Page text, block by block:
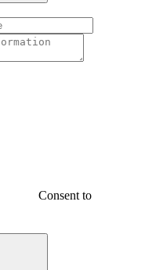
Consent to